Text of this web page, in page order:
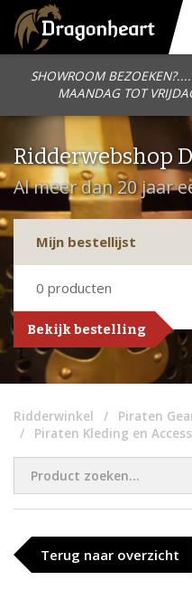
SHOWROOM
MAANDAG TOT
Ridderwebshop
Al meer dan 20 jaar
Mijn bestellijst
0 producten
Bekijk bestelling
Ridderwinkel
Piraten
Piraten Kleding en
Terug naar overzicht